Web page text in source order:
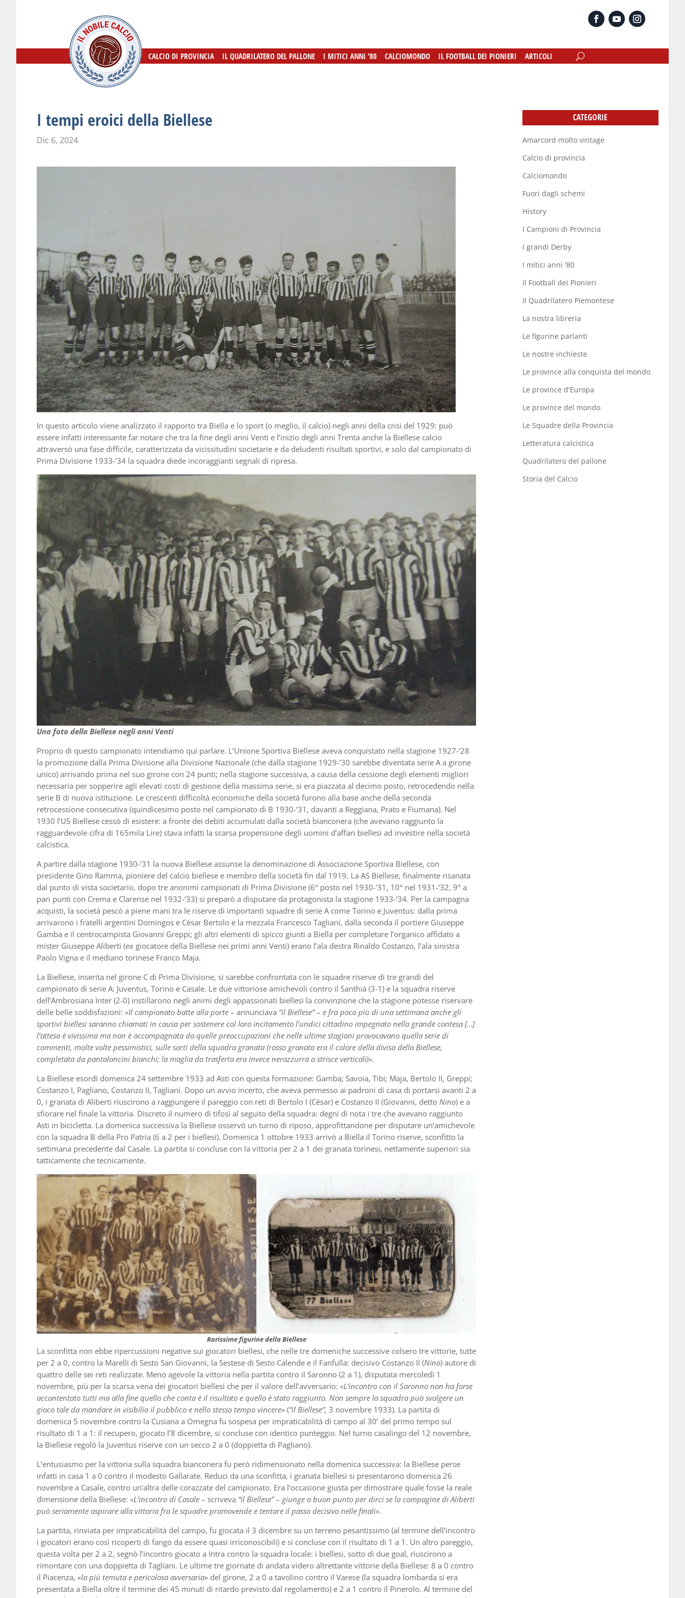
CALCIO DI PROVINCIA IL QUADRILATERO DEL PALLONE I MITICI ANNI ’80 CALCIOMONDO IL FOOTBALL DEI PIONIERI ARTICOLI
CALCIO DI PROVINCIA IL QUADRILATERO DEL PALLONE I MITICI ANNI ’80 CALCIOMONDO IL FOOTBALL DEI PIONIERI ARTICOLI
I tempi eroici della Biellese
Dic 6, 2024
In questo articolo viene analizzato il rapporto tra Biella e lo sport (o meglio, il calcio) negli anni della crisi del 1929: può
essere infatti interessante far notare che tra la fine degli anni Venti e l’inizio degli anni Trenta anche la Biellese calcio
attraversò una fase difficile, caratterizzata da vicissitudini societarie e da deludenti risultati sportivi, e solo dal campionato di
Prima Divisione 1933-‘34 la squadra diede incoraggianti segnali di ripresa.
Una foto della Biellese negli anni Venti
Proprio di questo campionato intendiamo qui parlare. L’Unione Sportiva Biellese aveva conquistato nella stagione 1927-‘28
la promozione dalla Prima Divisione alla Divisione Nazionale (che dalla stagione 1929-‘30 sarebbe diventata serie A a girone
unico) arrivando prima nel suo girone con 24 punti; nella stagione successiva, a causa della cessione degli elementi migliori
necessaria per sopperire agli elevati costi di gestione della massima serie, si era piazzata al decimo posto, retrocedendo nella
serie B di nuova istituzione. Le crescenti difficoltà economiche della società furono alla base anche della seconda
retrocessione consecutiva (quindicesimo posto nel campionato di B 1930-‘31, davanti a Reggiana, Prato e Fiumana). Nel
1930 l’US Biellese cessò di esistere: a fronte dei debiti accumulati dalla società bianconera (che avevano raggiunto la
ragguardevole cifra di 165mila Lire) stava infatti la scarsa propensione degli uomini d’affari biellesi ad investire nella società
calcistica.
A partire dalla stagione 1930-‘31 la nuova Biellese assunse la denominazione di Associazione Sportiva Biellese, con
presidente Gino Ramma, pioniere del calcio biellese e membro della società fin dal 1919. La AS Biellese, finalmente risanata
dal punto di vista societario, dopo tre anonimi campionati di Prima Divisione (6° posto nel 1930-‘31, 10° nel 1931-‘32, 9° a
pari punti con Crema e Clarense nel 1932-‘33) si preparò a disputare da protagonista la stagione 1933-‘34. Per la campagna
acquisti, la società pescò a piene mani tra le riserve di importanti squadre di serie A come Torino e Juventus: dalla prima
arrivarono i fratelli argentini Domingos e Cèsar Bertolo e la mezzala Francesco Tagliani, dalla seconda il portiere Giuseppe
Gamba e il centrocampista Giovanni Greppi; gli altri elementi di spicco giunti a Biella per completare l’organico affidato a
mister Giuseppe Aliberti (ex giocatore della Biellese nei primi anni Venti) erano l’ala destra Rinaldo Costanzo, l’ala sinistra
Paolo Vigna e il mediano torinese Franco Maja.
La Biellese, inserita nel girone C di Prima Divisione, si sarebbe confrontata con le squadre riserve di tre grandi del
campionato di serie A: Juventus, Torino e Casale. Le due vittoriose amichevoli contro il Santhià (3-1) e la squadra riserve
dell’Ambrosiana Inter (2-0) instillarono negli animi degli appassionati biellesi la convinzione che la stagione potesse riservare
delle belle soddisfazioni: «Il campionato batte alla porte – annunciava “il Biellese”– e fra poco più di una settimana anche gli
sportivi biellesi saranno chiamati in causa per sostenere col loro incitamento l’undici cittadino impegnato nella grande contesa […]
l’attesa è vivissima ma non è accompagnata da quelle preoccupazioni che nelle ultime stagioni provocavano quella serie di
commenti, molte volte pessimistici, sulle sorti della squadra granata (rosso granata era il colore della divisa della Biellese,
completata da pantaloncini bianchi; la maglia da trasferta era invece nerazzurra a strisce verticali)».
La Biellese esordì domenica 24 settembre 1933 ad Asti con questa formazione: Gamba; Savoia, Tibi; Maja, Bertolo II, Greppi;
Costanzo I, Pagliano, Costanzo II, Tagliani. Dopo un avvio incerto, che aveva permesso ai padroni di casa di portarsi avanti 2 a
0, i granata di Aliberti riuscirono a raggiungere il pareggio con reti di Bertolo I (Cèsar) e Costanzo II (Giovanni, detto Nino) e a
sfiorare nel finale la vittoria. Discreto il numero di tifosi al seguito della squadra: degni di nota i tre che avevano raggiunto
Asti in bicicletta. La domenica successiva la Biellese osservò un turno di riposo, approfittandone per disputare un’amichevole
con la squadra B della Pro Patria (6 a 2 per i biellesi). Domenica 1 ottobre 1933 arrivò a Biella il Torino riserve, sconfitto la
settimana precedente dal Casale. La partita si concluse con la vittoria per 2 a 1 dei granata torinesi, nettamente superiori sia
tatticamente che tecnicamente.
Rarissime figurine della Biellese
La sconfitta non ebbe ripercussioni negative sui giocatori biellesi, che nelle tre domeniche successive colsero tre vittorie, tutte
per 2 a 0, contro la Marelli di Sesto San Giovanni, la Sestese di Sesto Calende e il Fanfulla: decisivo Costanzo II (Nino) autore di
quattro delle sei reti realizzate. Meno agevole la vittoria nella partita contro il Saronno (2 a 1), disputata mercoledì 1
novembre, più per la scarsa vena dei giocatori biellesi che per il valore dell’avversario: «L’incontro con il Saronno non ha forse
accontentato tutti ma alla fine quello che conta è il risultato e quello è stato raggiunto. Non sempre la squadra può svolgere un
gioco tale da mandare in visibilio il pubblico e nello stesso tempo vincere» (“il Biellese”, 3 novembre 1933). La partita di
domenica 5 novembre contro la Cusiana a Omegna fu sospesa per impraticabilità di campo al 30’ del primo tempo sul
risultato di 1 a 1: il recupero, giocato l’8 dicembre, si concluse con identico punteggio. Nel turno casalingo del 12 novembre,
la Biellese regolò la Juventus riserve con un secco 2 a 0 (doppietta di Pagliano).
L’entusiasmo per la vittoria sulla squadra bianconera fu però ridimensionato nella domenica successiva: la Biellese perse
infatti in casa 1 a 0 contro il modesto Gallarate. Reduci da una sconfitta, i granata biellesi si presentarono domenica 26
novembre a Casale, contro un’altra delle corazzate del campionato. Era l’occasione giusta per dimostrare quale fosse la reale
dimensione della Biellese: «L’incontro di Casale – scriveva “il Biellese”– giunge a buon punto per dirci se la compagine di Aliberti
può seriamente aspirare alla vittoria fra le squadre promovende e tentare il passo decisivo nelle finali».
La partita, rinviata per impraticabilità del campo, fu giocata il 3 dicembre su un terreno pesantissimo (al termine dell’incontro
i giocatori erano così ricoperti di fango da essere quasi irriconoscibili) e si concluse con il risultato di 1 a 1. Un altro pareggio,
questa volta per 2 a 2, segnò l’incontro giocato a Intra contro la squadra locale: i biellesi, sotto di due goal, riuscirono a
rimontare con una doppietta di Tagliani. Le ultime tre giornate di andata videro altrettante vittorie della Biellese: 8 a 0 contro
il Piacenza, «la più temuta e pericolosa avversaria» del girone, 2 a 0 a tavolino contro il Varese (la squadra lombarda si era
presentata a Biella oltre il termine dei 45 minuti di ritardo previsto dal regolamento) e 2 a 1 contro il Pinerolo. Al termine del
CATEGORIE
Amarcord molto vintage
Calcio di provincia
Calciomondo
Fuori dagli schemi
History
I Campioni di Provincia
I grandi Derby
I mitici anni '80
Il Football dei Pionieri
Il Quadrilatero Piemontese
La nostra libreria
Le figurine parlanti
Le nostre inchieste
Le province alla conquista del mondo
Le province d'Europa
Le province del mondo
Le Squadre della Provincia
Letteratura calcistica
Quadrilatero del pallone
Storia del Calcio